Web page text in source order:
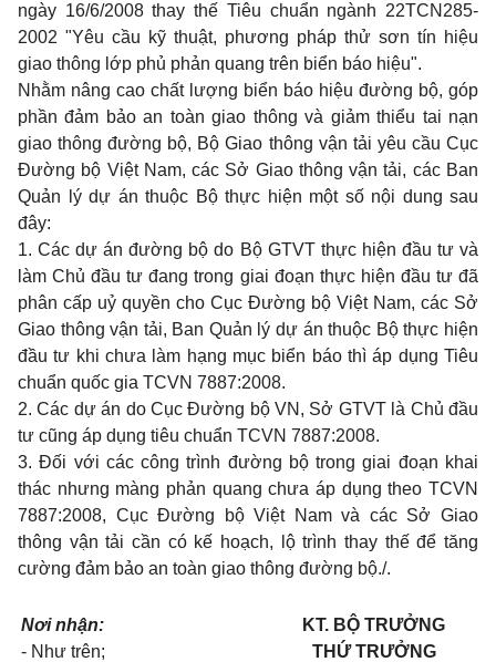
ngày 16/6/2008 thay thế Tiêu chuẩn ngành 22TCN285-
2002 "Yêu cầu kỹ thuật, phương pháp thử sơn tín hiệu
giao thông lớp phủ phản quang trên biển báo hiệu".
Nhằm nâng cao chất lượng biển báo hiệu đường bộ, góp
phần đảm bảo an toàn giao thông và giảm thiểu tai nạn
giao thông đường bộ, Bộ Giao thông vận tải yêu cầu Cục
Đường bộ Việt Nam, các Sở Giao thông vận tải, các Ban
Quản lý dự án thuộc Bộ thực hiện một số nội dung sau
đây:
1. Các dự án đường bộ do Bộ GTVT thực hiện đầu tư và
làm Chủ đầu tư đang trong giai đoạn thực hiện đầu tư đã
phân cấp uỷ quyền cho Cục Đường bộ Việt Nam, các Sở
Giao thông vận tải, Ban Quản lý dự án thuộc Bộ thực hiện
đầu tư khi chưa làm hạng mục biển báo thì áp dụng Tiêu
chuẩn quốc gia TCVN 7887:2008.
2. Các dự án do Cục Đường bộ VN, Sở GTVT là Chủ đầu
tư cũng áp dụng tiêu chuẩn TCVN 7887:2008.
3. Đối với các công trình đường bộ trong giai đoạn khai
thác nhưng màng phản quang chưa áp dụng theo TCVN
7887:2008, Cục Đường bộ Việt Nam và các Sở Giao
thông vận tải cần có kế hoạch, lộ trình thay thế để tăng
cường đảm bảo an toàn giao thông đường bộ./.
Nơi nhận:
- Như trên;
KT. BỘ TRƯỞNG
THỨ TRƯỞNG